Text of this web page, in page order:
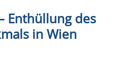
Enthüllung des
in Wien